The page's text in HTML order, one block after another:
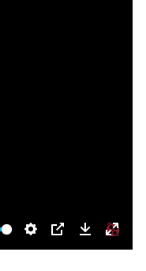
Settings
PIP Download
Enter